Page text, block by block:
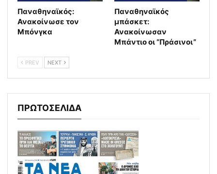
Παναθηναϊκός:
Ανακοίνωσε τον
Μπόνγκα
Παναθηναϊκός
μπάσκετ:
Ανακοίνωσαν
Μπάντιο οι “Πράσινοι”
PREV NEXT
ΠΡΩΤΟΣΕΛΙΔΑ